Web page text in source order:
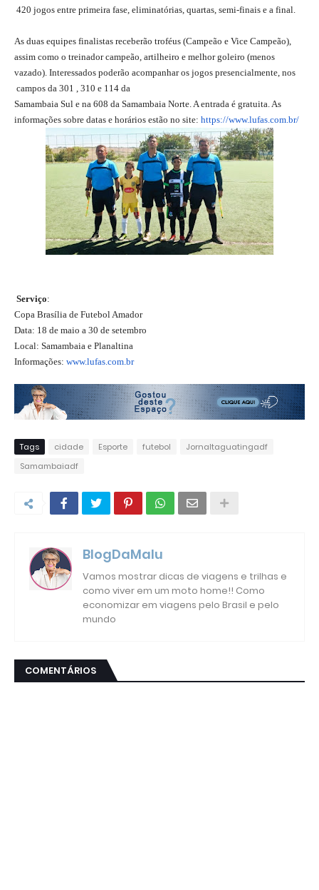
420 jogos entre primeira fase, eliminatórias, quartas, semi-finais e a final.
As duas equipes finalistas receberão troféus (Campeão e Vice Campeão),
assim como o treinador campeão, artilheiro e melhor goleiro (menos
vazado). Interessados poderão acompanhar os jogos presencialmente, nos
campos da 301 , 310 e 114 da
Samambaia Sul e na 608 da Samambaia Norte. A entrada é gratuita. As
informações sobre datas e horários estão no site: https://www.lufas.com.br/
Serviço:
Copa Brasília de Futebol Amador
Data: 18 de maio a 30 de setembro
Local: Samambaia e Planaltina
Informações: www.lufas.com.br
Tags cidade Esporte futebol
Jornaltaguatingadf
Samambaiadf
BlogDaMalu
Vamos mostrar dicas de viagens e trilhas e
como viver em um moto home!! Como
economizar em viagens pelo Brasil e pelo
mundo
COMENTÁRIOS